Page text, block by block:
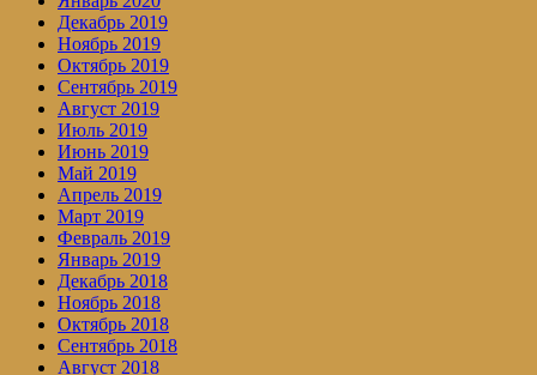
Декабрь 2019
Ноябрь 2019
Октябрь 2019
Сентябрь 2019
Август 2019
Июль 2019
Июнь 2019
Май 2019
Апрель 2019
Март 2019
Февраль 2019
Январь 2019
Декабрь 2018
Ноябрь 2018
Октябрь 2018
Сентябрь 2018
Август 2018